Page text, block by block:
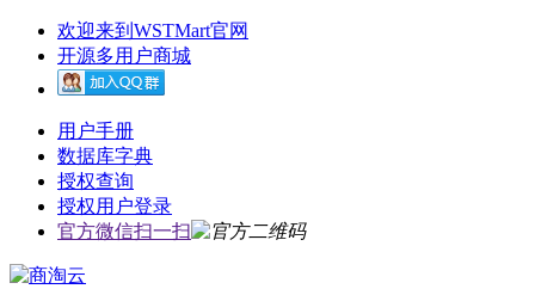
欢迎来到WSTMart官网
开源多用户商城
用户手册
数据库字典
授权查询
授权用户登录
官方微信扫一扫